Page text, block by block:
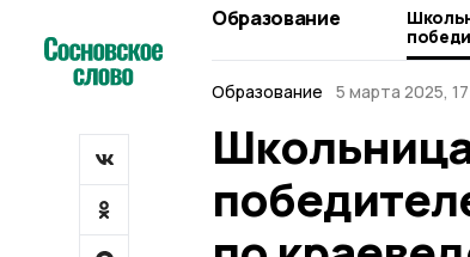
Образование
Школьница из
по
Образование 5 марта 2025,